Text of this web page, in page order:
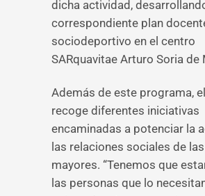
dicha actividad,
correspondiente plan
sociodeportivo en el centro
SARquavitae Arturo Soria de
Además de este programa,
recoge diferentes iniciativas
encaminadas a potenciar la
las relaciones sociales de
mayores. “Tenemos que
las personas que lo